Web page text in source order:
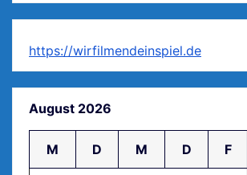
https://wirfilmendeinspiel.de
August 2026
M D M D F